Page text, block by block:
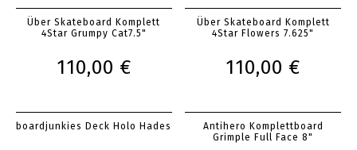
Über Skateboard Komplett
4Star Grumpy Cat7.5"
110,00 €
Über Skateboard Komplett
4Star Flowers 7.625"
110,00 €
boardjunkies Deck Holo Hades
Antihero Komplettboard
Grimple Full Face 8"